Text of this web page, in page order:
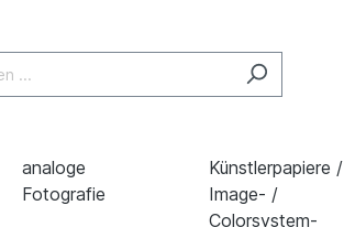
analoge
Fotografie
Künstlerpapiere /
Image- /
Colorsystem-